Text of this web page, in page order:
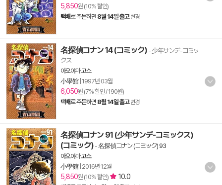
5,850원 (10% 할인)
택배로 주문하면 8월 14일 출고 변경
名探偵コナン 14 (コミック) - 少年サンデ-コミッ
クス
아오야마 고쇼
小學館| 1997년 03월
6,050원 (7% 할인 / 190원)
택배로 주문하면 8월 14일 출고 변경
名探偵コナン 91 (少年サンデ-コミックス)
(コミック) -名探偵コナン (コミック) 93
아오야마 고쇼
小學館| 2016년 12월
5,850원 (10% 할인) 10.0